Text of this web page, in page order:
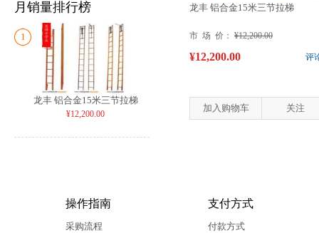
月销量排行榜
1
龙丰 铝合金15米三节拉梯
¥12,200.00
龙丰 铝合金15米三节拉梯
市 场 价： ¥12,200.00
评
¥12,200.00
加入购物车 关注
操作指南
采购流程
支付方式
付款方式